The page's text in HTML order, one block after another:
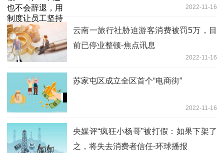
2022-11-16
云南一旅行社胁迫游客消费被罚5万，目
前已停业整顿-焦点讯息
2022-11-16
苏家屯区成立全区首个“电商街”
2022-11-16
央媒评“疯狂小杨哥”被打假：如果下架了
之，将失去消费者信任-环球播报